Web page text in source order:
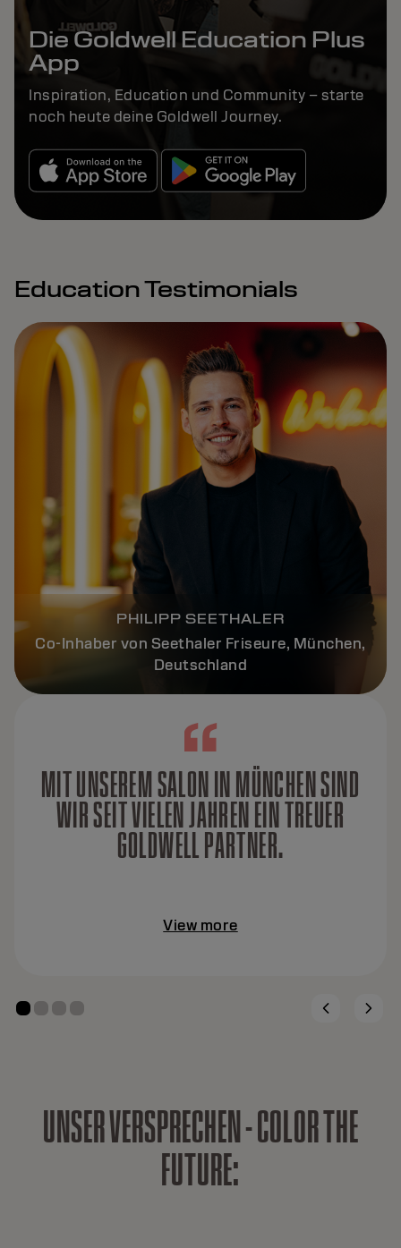
Die Goldwell Education Plus
App
Inspiration, Education und Community – starte
noch heute deine Goldwell Journey.
Education Testimonials
PHILIPP SEETHALER
Co-Inhaber von Seethaler Friseure, München,
Deutschland
MIT UNSEREM SALON IN MÜNCHEN SIND
WIR SEIT VIELEN JAHREN EIN TREUER
GOLDWELL PARTNER.
View more
UNSERVERSPRECHEN-COLORTHE
FUTURE: